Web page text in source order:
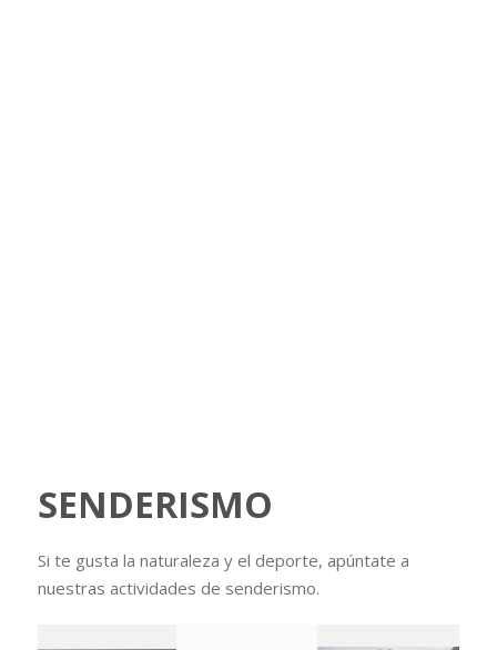
SENDERISMO
Si te gusta la naturaleza y el deporte, apúntate a
nuestras actividades de senderismo.